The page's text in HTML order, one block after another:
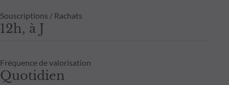
Souscriptions / Rachats
12h, à J
Fréquence de valorisation
Quotidien